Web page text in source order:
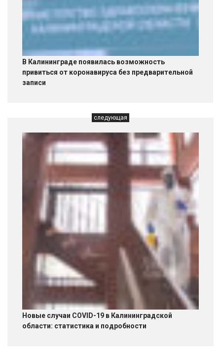
В Калининграде появилась возможность
привиться от коронавируса без предварительной
записи
следующая
Новые случаи COVID-19 в Калининградской
области: статистика и подробности